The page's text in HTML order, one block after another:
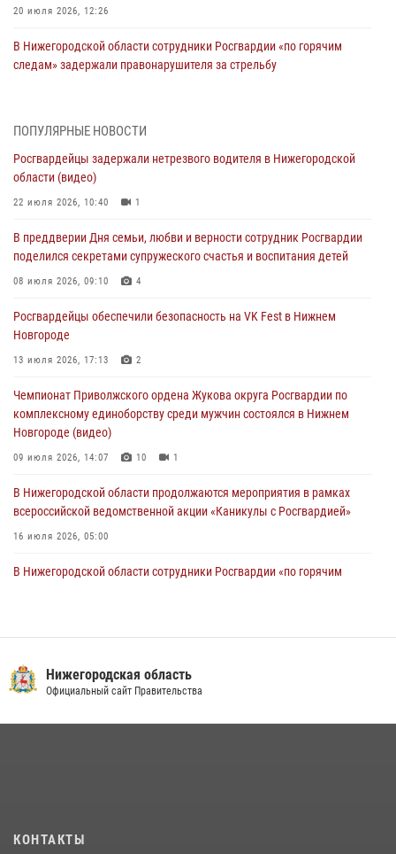
20 июля 2026, 12:26
В Нижегородской области сотрудники Росгвардии «по горячим
следам» задержали правонарушителя за стрельбу
В Нижегородской области продолжаются мероприятия в рамках
16 июля 2026, 05:00
Росгвардейцы обеспечили безопасность на VK Fest в Нижнем
13 июля 2026, 17:13
Нижегородские росгвардейцы за прошедшую неделю выезжали
13 июля 2026, 06:45
Росгвардейцы предотвратили серию краж в Нижнем Новгороде
ПОПУЛЯРНЫЕ НОВОСТИ
Росгвардейцы задержали нетрезвого водителя в Нижегородской
области (видео)
22 июля 2026, 10:40 1
В преддверии Дня семьи, любви и верности сотрудник Росгвардии
поделился секретами супружеского счастья и воспитания детей
08 июля 2026, 09:10 4
Росгвардейцы обеспечили безопасность на VK Fest в Нижнем
Новгороде
13 июля 2026, 17:13 2
Чемпионат Приволжского ордена Жукова округа Росгвардии по
комплексному единоборству среди мужчин состоялся в Нижнем
Новгороде (видео)
09 июля 2026, 14:07 10 1
В Нижегородской области продолжаются мероприятия в рамках
всероссийской ведомственной акции «Каникулы с Росгвардией»
16 июля 2026, 05:00
В Нижегородской области сотрудники Росгвардии «по горячим
Суперкубка России в Нижнем Новгороде
20 июля 2026, 13:55 2
праздником
Нижегородская область
Официальный сайт Правительства
КОНТАКТЫ